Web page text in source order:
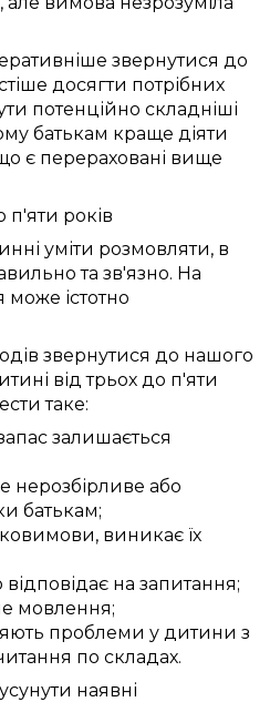
звернутися до
досягти потрібних
потенційно складніші
батькам краще діяти
є перераховані вище
п'яти років
уміти розмовляти, в
та зв'язно. На
може істотно
звернутися до нашого
від трьох до п'яти
таке:
залишається
нерозбірливе або
батькам;
, виникає їх
відповідає на запитання;
мовлення;
проблеми у дитини з
по складах.
усунути наявні